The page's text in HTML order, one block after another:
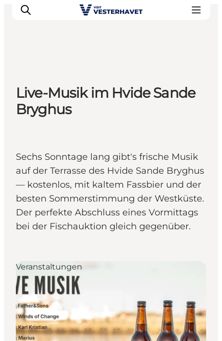
Events
Erlebnisse
Unsere Städte
Plane deine Reise
Live-Musik im Hvide Sande
Bryghus
Sechs Sonntage lang gibt's frische Musik
auf der Terrasse des Hvide Sande Bryghus
— kostenlos, mit kaltem Fassbier und der
besten Sommerstimmung der Westküste.
Der perfekte Abschluss eines Vormittags
bei der Fischauktion gleich gegenüber.
Veranstaltungen